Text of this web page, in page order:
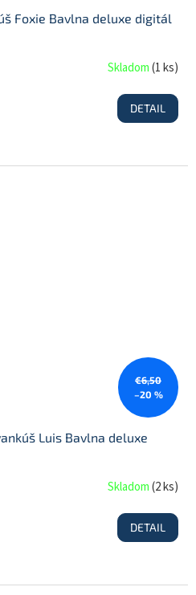
Foxie Bavlna deluxe digitál
Skladom(1 ks)
DETAIL
€6,50
–20 %
Luis Bavlna deluxe
Skladom(2 ks)
DETAIL